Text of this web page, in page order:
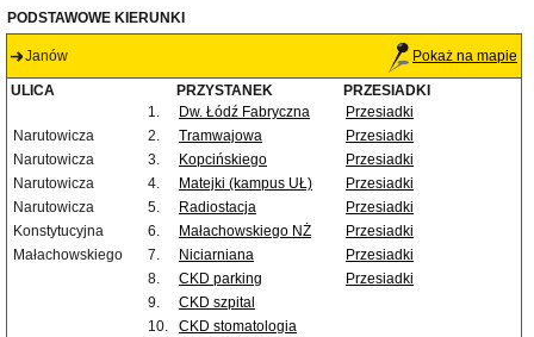
PODSTAWOWE KIERUNKI
Janów Pokaż na mapie
ULICA PRZYSTANEK
PRZESIADKI
1.
Dw. Łódź Fabryczna
Przesiadki
Narutowicza
2. Tramwajowa
Przesiadki
Narutowicza
3. Kopcińskiego
Przesiadki
Narutowicza
4. Matejki (kampus UŁ)
Przesiadki
Narutowicza
5. Radiostacja
Przesiadki
Konstytucyjna
6. Małachowskiego NŻ
Przesiadki
Małachowskiego
7. Niciarniana
Przesiadki
8.
CKD parking
Przesiadki
9.
CKD szpital
10.
CKD stomatologia